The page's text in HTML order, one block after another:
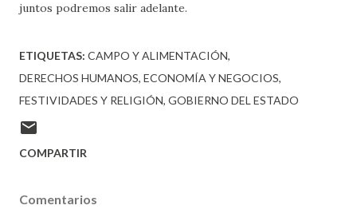
juntos podremos salir adelante.
ETIQUETAS: CAMPO Y ALIMENTACIÓN
DERECHOS HUMANOS ECONOMÍA Y NEGOCIOS
FESTIVIDADES Y RELIGIÓN GOBIERNO DEL ESTADO
COMPARTIR
Comentarios